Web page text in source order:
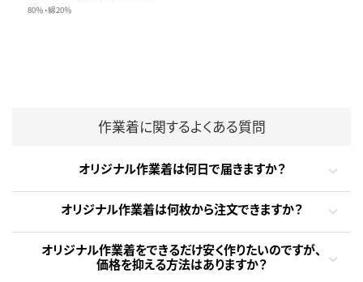
80％・綿20％
作業着に関するよくある質問
オリジナル作業着は何日で届きますか？
オリジナル作業着は何枚から注文できますか？
オリジナル作業着をできるだけ安く作りたいのですが、
価格を抑える方法はありますか？